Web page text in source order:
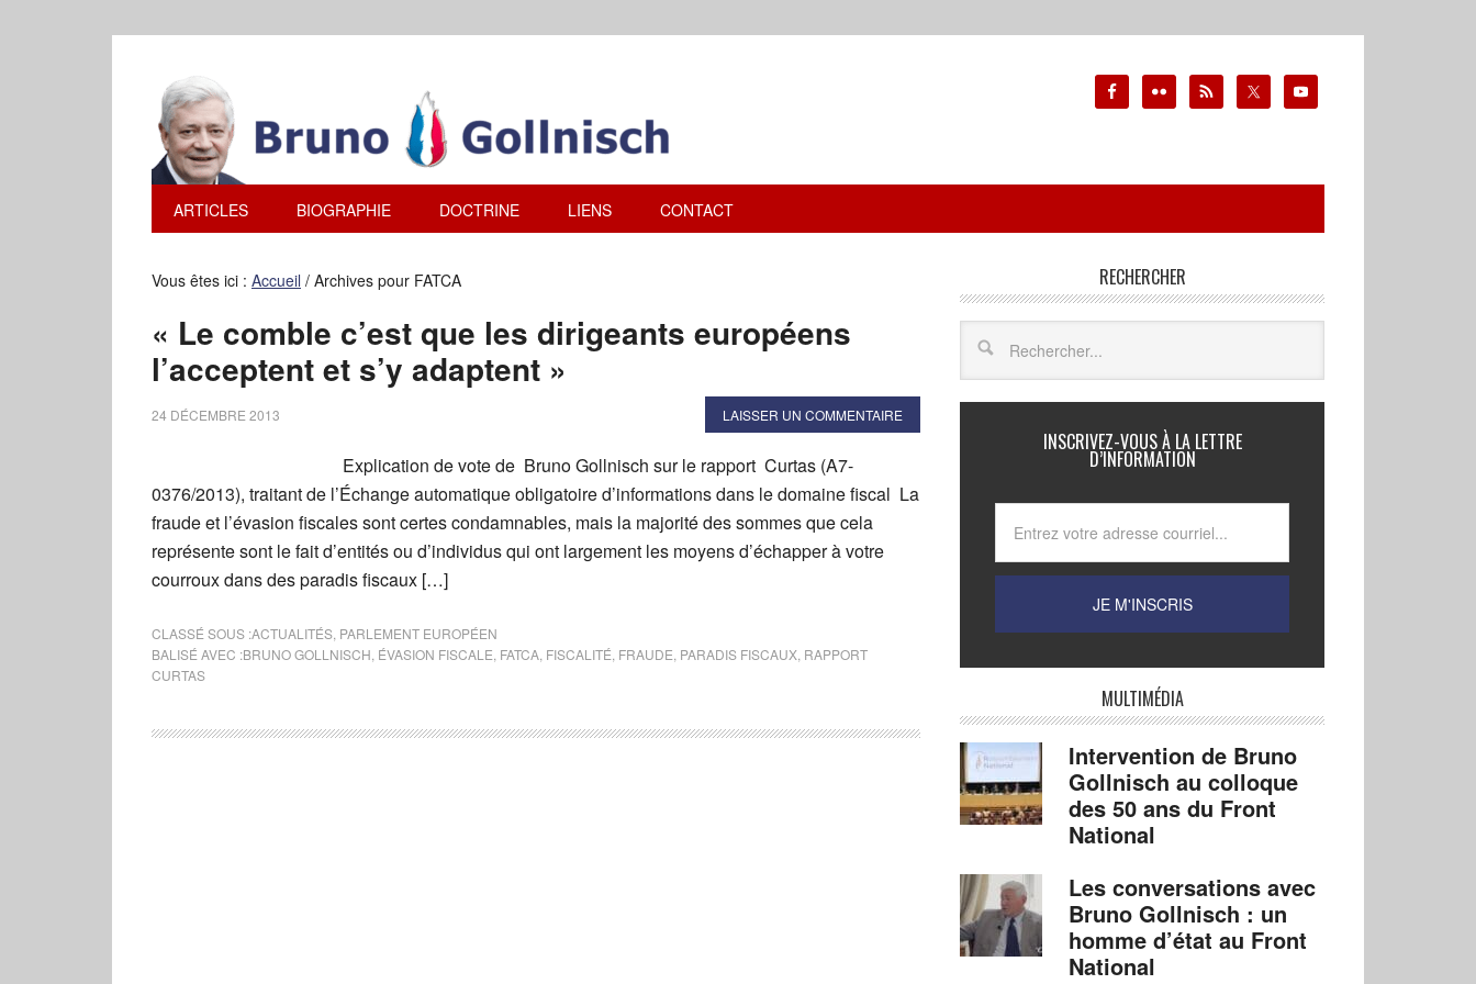
ARTICLES BIOGRAPHIE DOCTRINE LIENS CONTACT
Vous êtes ici : Accueil / Archives pour FATCA
« Le comble c’est que les dirigeants européens
l’acceptent et s’y adaptent »
24 DÉCEMBRE 2013 LAISSER UN COMMENTAIRE
Explication de vote de Bruno Gollnisch sur le rapport Curtas (A7-
0376/2013), traitant de l’Échange automatique obligatoire d’informations dans le domaine fiscal La
fraude et l’évasion fiscales sont certes condamnables, mais la majorité des sommes que cela
représente sont le fait d’entités ou d’individus qui ont largement les moyens d’échapper à votre
courroux dans des paradis fiscaux […]
CLASSÉ SOUS :ACTUALITÉS PARLEMENT EUROPÉEN
BALISÉ AVEC :BRUNO GOLLNISCH ÉVASION FISCALE FATCA FISCALITÉ FRAUDE PARADIS FISCAUX RAPPORT
CURTAS
RECHERCHER
INSCRIVEZ-VOUS À LA LETTRE
D’INFORMATION
MULTIMÉDIA
Intervention de Bruno
Gollnisch au colloque
des 50 ans du Front
National
Les conversations avec
Bruno Gollnisch : un
homme d’état au Front
National